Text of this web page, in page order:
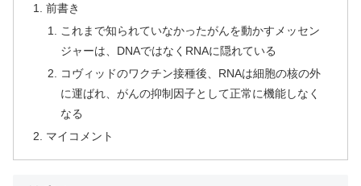
前書き
これまで知られていなかったがんを動かすメッセン
ジャーは、DNAではなくRNAに隠れている
コヴィッドのワクチン接種後、RNAは細胞の核の外
に運ばれ、がんの抑制因子として正常に機能しなく
なる
マイコメント